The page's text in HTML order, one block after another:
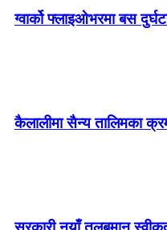
ग्वार्को फ्लाइओभरमा बस
कैलालीमा सैन्य तालिमका